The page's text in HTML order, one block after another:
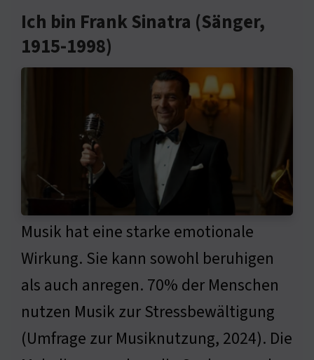
Ich bin Frank Sinatra (Sänger,
1915-1998)
Musik hat eine starke emotionale
Wirkung. Sie kann sowohl beruhigen
als auch anregen. 70% der Menschen
nutzen Musik zur Stressbewältigung
(Umfrage zur Musiknutzung, 2024). Die